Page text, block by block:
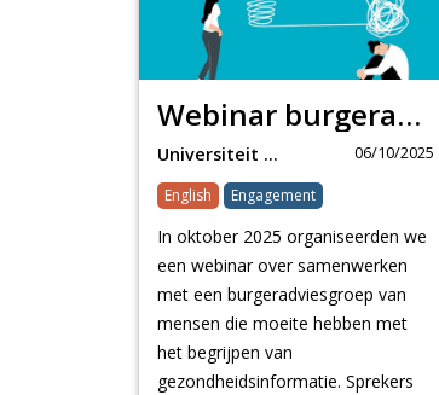
Webinar burgeradviesgroep begrijpen van gezondheidsinformatie
Universiteit Maastr… 06/10/2025
English Engagement
In oktober 2025 organiseerden we
een webinar over samenwerken
met een burgeradviesgroep van
mensen die moeite hebben met
het begrijpen van
gezondheidsinformatie. Sprekers